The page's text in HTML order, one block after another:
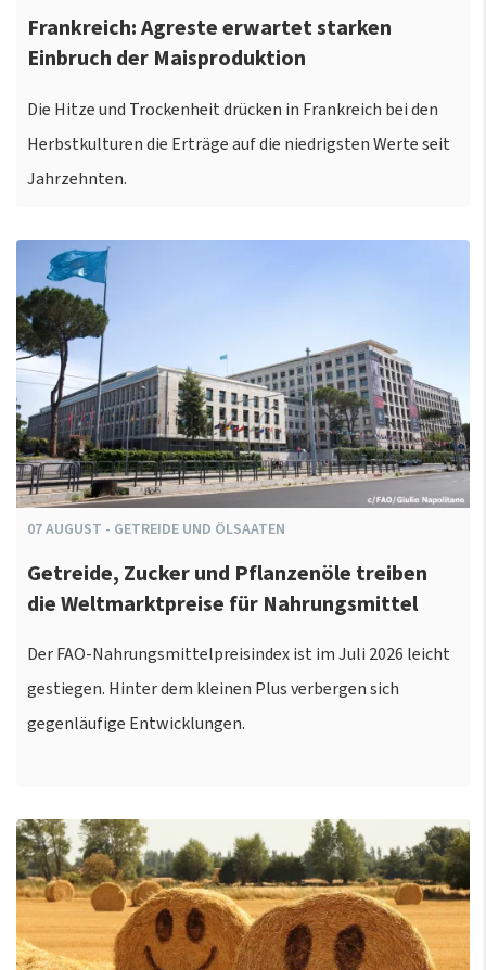
Frankreich: Agreste erwartet starken
Einbruch der Maisproduktion
Die Hitze und Trockenheit drücken in Frankreich bei den
Herbstkulturen die Erträge auf die niedrigsten Werte seit
Jahrzehnten.
07AUGUST - GETREIDE UND ÖLSAATEN
Getreide, Zucker und Pflanzenöle treiben
die Weltmarktpreise für Nahrungsmittel
Der FAO-Nahrungsmittelpreisindex ist im Juli 2026 leicht
gestiegen. Hinter dem kleinen Plus verbergen sich
gegenläufige Entwicklungen.